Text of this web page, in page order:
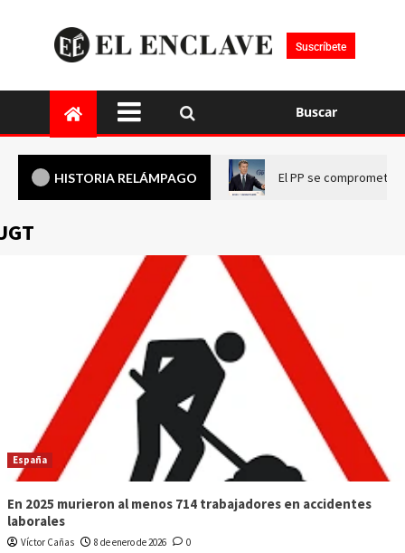
Suscríbete
Buscar
HISTORIA RELÁMPAGO El PP se compromete
España
En 2025 murieron al menos 714 trabajadores en accidentes
laborales
Víctor Cañas 8 de enero de 2026 0